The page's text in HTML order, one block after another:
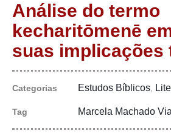
Análise do termo
kecharitōmenē
suas implicações
Categorias Estudos Bíblicos,
Tag Marcela Machado